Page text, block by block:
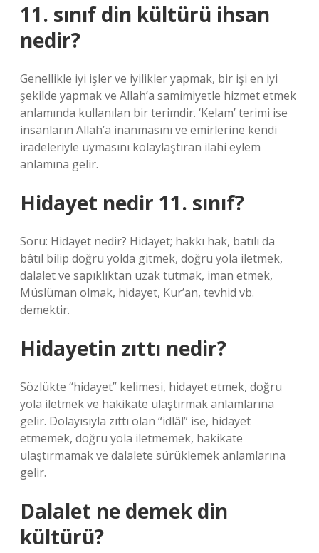
11. sınıf din kültürü ihsan
nedir?
Genellikle iyi işler ve iyilikler yapmak, bir işi en iyi
şekilde yapmak ve Allah’a samimiyetle hizmet etmek
anlamında kullanılan bir terimdir. ‘Kelam’ terimi ise
insanların Allah’a inanmasını ve emirlerine kendi
iradeleriyle uymasını kolaylaştıran ilahi eylem
anlamına gelir.
Hidayet nedir 11. sınıf?
Soru: Hidayet nedir? Hidayet; hakkı hak, batılı da
bâtıl bilip doğru yolda gitmek, doğru yola iletmek,
dalalet ve sapıklıktan uzak tutmak, iman etmek,
Müslüman olmak, hidayet, Kur’an, tevhid vb.
demektir.
Hidayetin zıttı nedir?
Sözlükte “hidayet” kelimesi, hidayet etmek, doğru
yola iletmek ve hakikate ulaştırmak anlamlarına
gelir. Dolayısıyla zıttı olan “idlâl” ise, hidayet
etmemek, doğru yola iletmemek, hakikate
ulaştırmamak ve dalalete sürüklemek anlamlarına
gelir.
Dalalet ne demek din
kültürü?